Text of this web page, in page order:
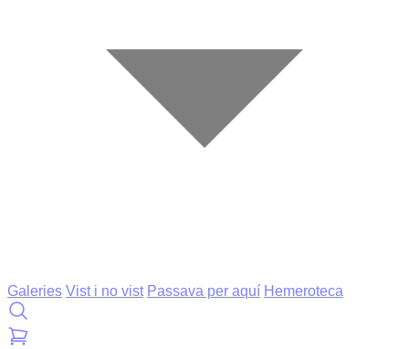
Galeries Vist i no vist Passava per aquí Hemeroteca